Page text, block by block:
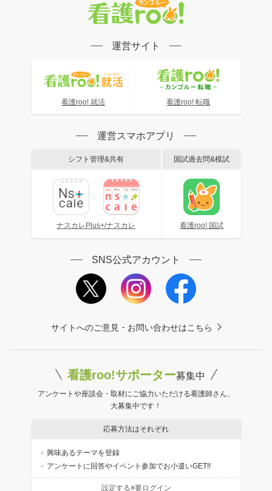
運営サイト
看護roo! 就活 看護roo! 転職
運営スマホアプリ
シフト管理&共有
ナスカレPlus+/ナスカレ
国試過去問&模試
看護roo! 国試
SNS公式アカウント
サイトへのご意見・お問い合わせはこちら
看護roo!サポーター募集中
アンケートや座談会・取材にご協力いただける看護師さん、
大募集中です！
応募方法はそれぞれ
興味あるテーマを登録
アンケートに回答やイベント参加でお小遣いGET!!
設定する※要ログイン